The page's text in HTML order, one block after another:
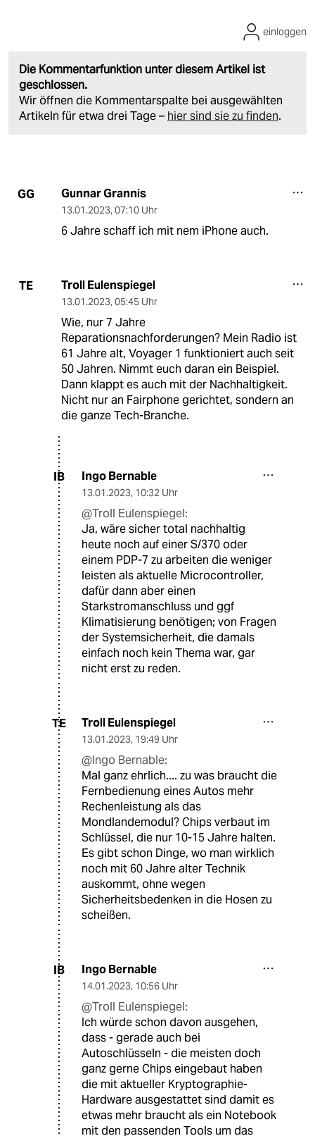
Die Kommentarfunktion unter diesem Artikel ist
geschlossen.
Wir öffnen die Kommentarspalte bei ausgewählten
Artikeln für etwa drei Tage – hier sind sie zu finden.
einloggen
GG Gunnar Grannis
13.01.2023, 07:10 Uhr
6 Jahre schaff ich mit nem iPhone auch.
TE Troll Eulenspiegel
13.01.2023, 05:45 Uhr
Wie, nur 7 Jahre
Reparationsnachforderungen? Mein Radio ist
61 Jahre alt, Voyager 1 funktioniert auch seit
50 Jahren. Nimmt euch daran ein Beispiel.
Dann klappt es auch mit der Nachhaltigkeit.
Nicht nur an Fairphone gerichtet, sondern an
die ganze Tech-Branche.
IB Ingo Bernable
13.01.2023, 10:32 Uhr
@Troll Eulenspiegel:
Ja, wäre sicher total nachhaltig
heute noch auf einer S/370 oder
einem PDP-7 zu arbeiten die weniger
leisten als aktuelle Microcontroller,
dafür dann aber einen
Starkstromanschluss und ggf
Klimatisierung benötigen; von Fragen
der Systemsicherheit, die damals
einfach noch kein Thema war, gar
nicht erst zu reden.
TE Troll Eulenspiegel
13.01.2023, 19:49 Uhr
@Ingo Bernable:
Mal ganz ehrlich.... zu was braucht die
Fernbedienung eines Autos mehr
Rechenleistung als das
Mondlandemodul? Chips verbaut im
Schlüssel, die nur 10-15 Jahre halten.
Es gibt schon Dinge, wo man wirklich
noch mit 60 Jahre alter Technik
auskommt, ohne wegen
Sicherheitsbedenken in die Hosen zu
scheißen.
IB Ingo Bernable
14.01.2023, 10:56 Uhr
@Troll Eulenspiegel:
Ich würde schon davon ausgehen,
dass - gerade auch bei
Autoschlüsseln - die meisten doch
ganz gerne Chips eingebaut haben
die mit aktueller Kryptographie-
Hardware ausgestattet sind damit es
etwas mehr braucht als ein Notebook
mit den passenden Tools um das